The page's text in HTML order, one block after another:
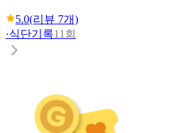
5.0(리뷰 7개)
·식단기록11회